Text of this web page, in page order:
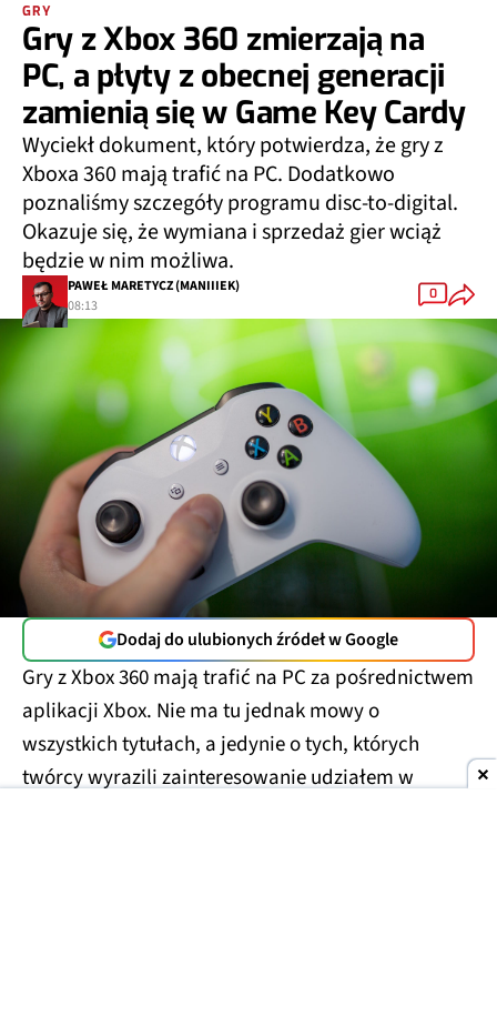
GRY
Gry z Xbox 360 zmierzają na
PC, a płyty z obecnej generacji
zamienią się w Game Key Cardy
Wyciekł dokument, który potwierdza, że gry z
Xboxa 360 mają trafić na PC. Dodatkowo
poznaliśmy szczegóły programu disc-to-digital.
Okazuje się, że wymiana i sprzedaż gier wciąż
będzie w nim możliwa.
PAWEŁ MARETYCZ (MANIIIEK)
08:13
0
Dodaj do ulubionych źródeł w Google
Gry z Xbox 360 mają trafić na PC za pośrednictwem
aplikacji Xbox. Nie ma tu jednak mowy o
wszystkich tytułach, a jedynie o tych, których
twórcy wyrazili zainteresowanie udziałem w